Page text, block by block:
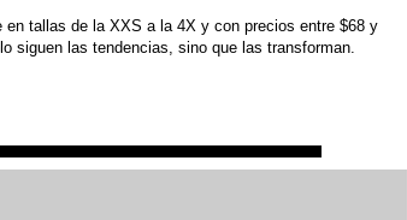
tallas de la XXS a la 4X y con precios entre $68 y
siguen las tendencias, sino que las transforman.